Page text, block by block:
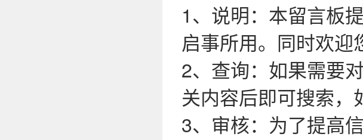
1、说明：本留言板
启事所用。同时欢迎
2、查询：如果需要
关内容后即可搜索，
3、审核：为了提高